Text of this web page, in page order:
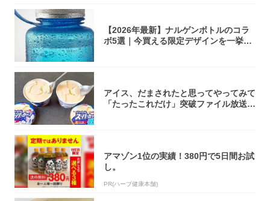
【2026年最新】ナルゲンボトルのコラ
ボ5選｜今買える限定デザインを一挙紹
アイス、だまされたと思ってやってみて
「たったこれだけ」突破ファイル放送で
アマゾン1位の実績！380円で5日間お試
し。
PR(ハーブ健康本舗)